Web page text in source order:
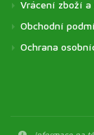
Vrácení zboží
Obchodní
Ochrana